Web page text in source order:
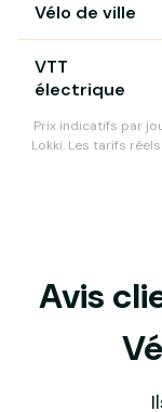
Vélo de ville
VTT
électrique
Prix indicatifs par
Lokki. Les tarifs
Avis